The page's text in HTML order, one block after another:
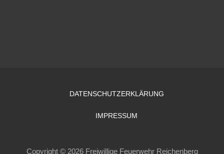
DATENSCHUTZERKLÄRUNG
IMPRESSUM
Copyright © 2026 Freiwillige Feuerwehr Reichenberg